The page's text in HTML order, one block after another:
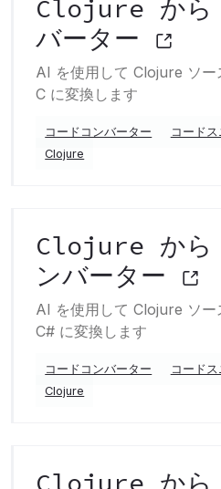
Clojure から
バーター
AI を使用して Clojure ソー
C に変換します
コードコンバーター コードス
Clojure
Clojure から
ンバーター
AI を使用して Clojure ソー
C# に変換します
コードコンバーター コードス
Clojure